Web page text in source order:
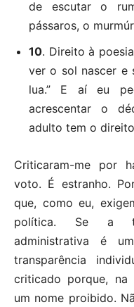
de escutar o
pássaros, o
10. Direito à
ver o sol nascer e
lua.” E aí eu
acrescentar o
adulto tem o
Criticaram-me por
voto. É estranho.
que, como eu,
política. Se a
administrativa é
transparência
criticado porque, na
um nome proibido.